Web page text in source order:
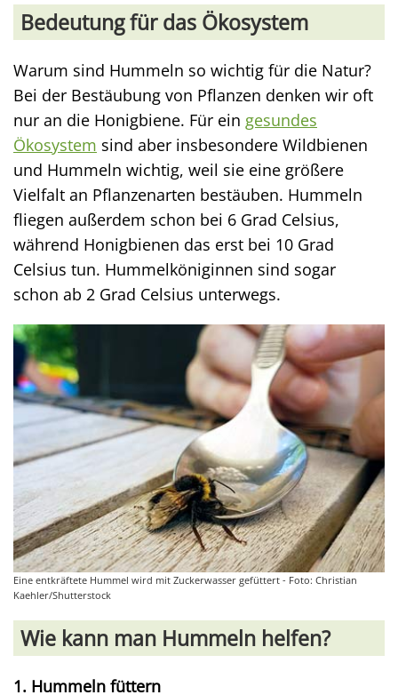
Bedeutung für das Ökosystem
Warum sind Hummeln so wichtig für die Natur?
Bei der Bestäubung von Pflanzen denken wir oft
nur an die Honigbiene. Für ein gesundes
Ökosystem sind aber insbesondere Wildbienen
und Hummeln wichtig, weil sie eine größere
Vielfalt an Pflanzenarten bestäuben. Hummeln
fliegen außerdem schon bei 6 Grad Celsius,
während Honigbienen das erst bei 10 Grad
Celsius tun. Hummelköniginnen sind sogar
schon ab 2 Grad Celsius unterwegs.
Eine entkräftete Hummel wird mit Zuckerwasser gefüttert - Foto: Christian
Kaehler/Shutterstock
Wie kann man Hummeln helfen?
1. Hummeln füttern